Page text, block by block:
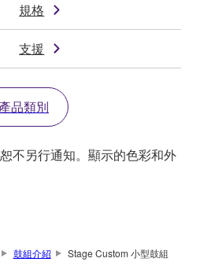
規格
支援
產品類別
不另行通知。顯示的色彩和外
鼓組介紹 Stage Custom 小型鼓組